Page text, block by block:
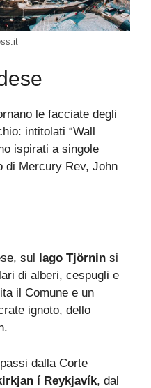
le facciate degli
intitolati “Wall
ispirati a singole
di Mercury Rev, John
sul lago Tjörnin si
di alberi, cespugli e
il Comune e un
ignoto, dello
dalla Corte
í Reykjavík, dal